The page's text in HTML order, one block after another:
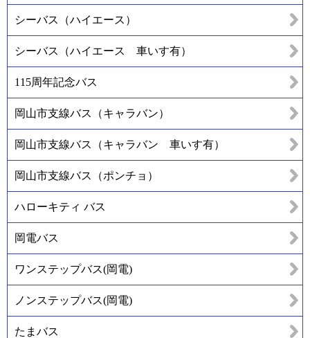
シーバス（ハイエース）
シーバス（ハイエース 車いす有）
115周年記念バス
岡山市支線バス（キャラバン）
岡山市支線バス（キャラバン 車いす有）
岡山市支線バス（ポンチョ）
ハローキティ バス
岡電バス
ワンステップバス(岡電)
ノンステップバス(岡電)
たまバス